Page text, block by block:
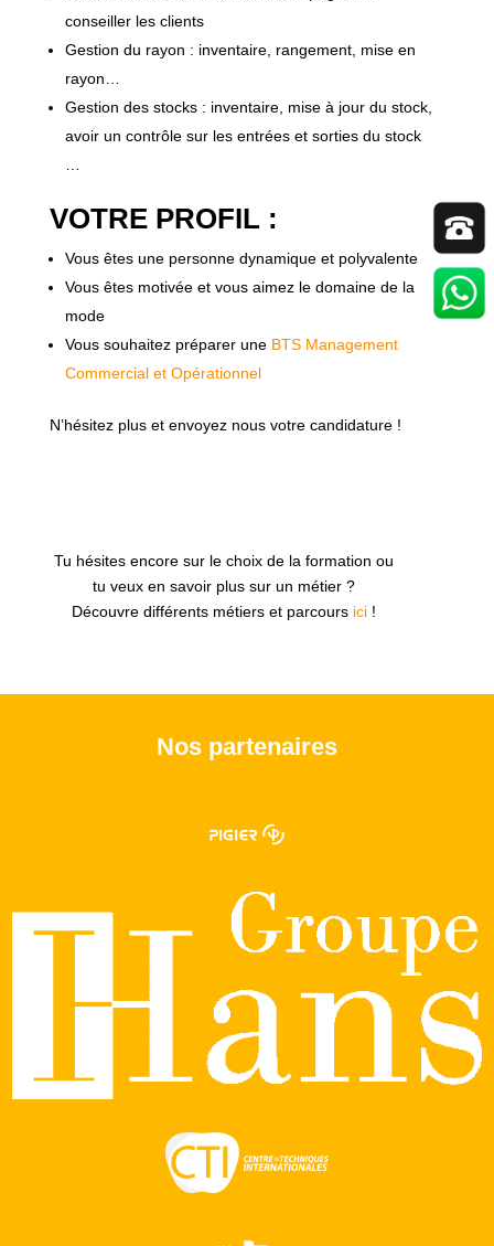
conseiller les clients
Gestion du rayon : inventaire, rangement, mise en
rayon…
Gestion des stocks : inventaire, mise à jour du stock,
avoir un contrôle sur les entrées et sorties du stock
VOTRE PROFIL :
Vous êtes une personne dynamique et polyvalente
Vous êtes motivée et vous aimez le domaine de la
mode
Vous souhaitez préparer une BTS Management
Commercial et Opérationnel
N’hésitez plus et envoyez nous votre candidature !
Tu hésites encore sur le choix de la formation ou
tu veux en savoir plus sur un métier ?
Découvre différents métiers et parcours ici!
Nos partenaires